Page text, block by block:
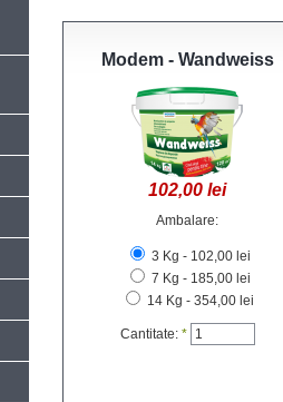
Modem - Wandweiss
102,00 lei
Ambalare:
3 Kg - 102,00 lei
7 Kg - 185,00 lei
14 Kg - 354,00 lei
Cantitate: *